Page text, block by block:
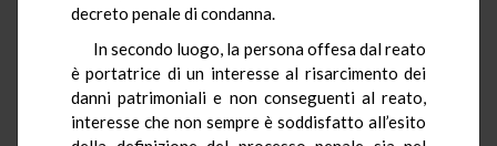
decreto penale di condanna.
In secondo luogo, la persona offesa dal reato
è portatrice di un interesse al risarcimento dei
danni patrimoniali e non conseguenti al reato,
interesse che non sempre è soddisfatto all’esito